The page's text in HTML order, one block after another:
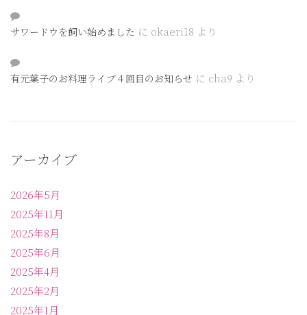
サワードウを飼い始めました に okaeri18 より
有元葉子のお料理ライブ４回目のお知らせ に cha9 より
アーカイブ
2026年5月
2025年11月
2025年8月
2025年6月
2025年4月
2025年2月
2025年1月